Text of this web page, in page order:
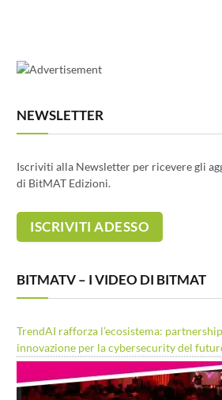
NEWSLETTER
Iscriviti alla Newsletter per ricevere gli
di BitMAT Edizioni.
BITMATV – I VIDEO DI BITMAT
TrendAI rafforza l’ecosistema:
innovazione per la cybersecurity del